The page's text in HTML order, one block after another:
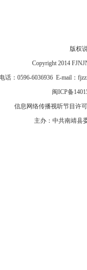
版权
Copyright 2014
话：0596-6036936 E-mail：
闽ICP备
信息网络传播视听节目许
主办：中共南靖县